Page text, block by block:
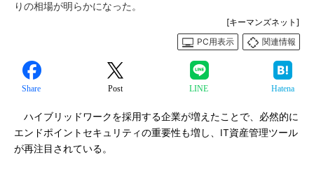
りの相場が明らかになった。
[キーマンズネット]
PC用表示
関連情報
Share Post LINE Hatena
ハイブリッドワークを採用する企業が増えたことで、必然的に
エンドポイントセキュリティの重要性も増し、IT資産管理ツール
が再注目されている。